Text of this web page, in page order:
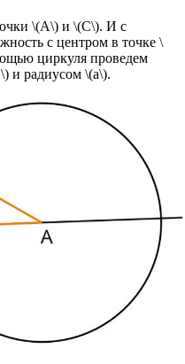
\(A\) и \(C\). И с
с центром в точке \
циркуля проведем
и радиусом \(a\).